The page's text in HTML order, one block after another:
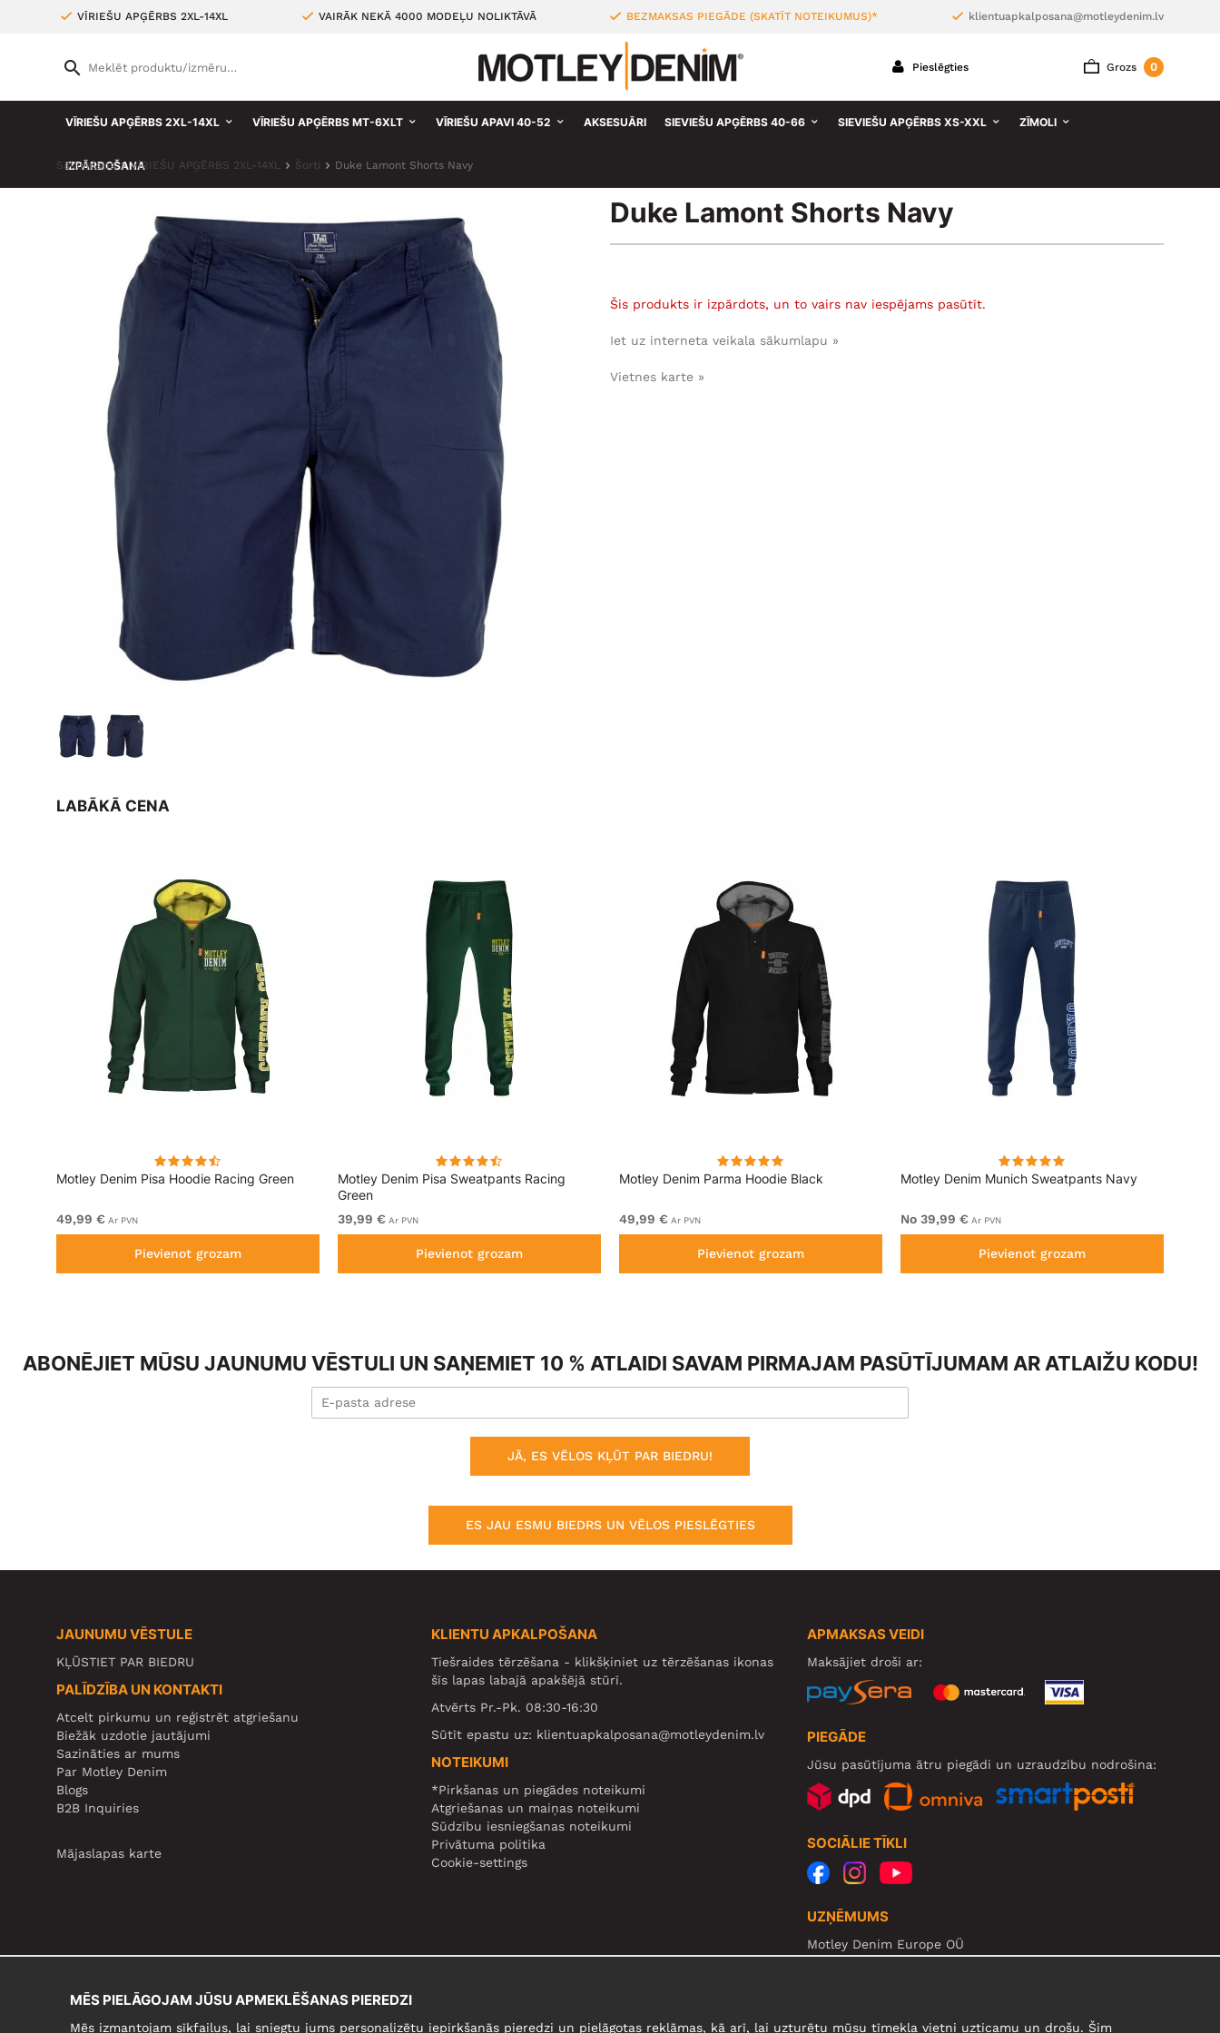
VĪRIEŠU APĢĒRBS 2XL-14XL VAIRĀK NEKĀ 4000 MODEĻU NOLIKTĀVĀ BEZMAKSAS PIEGĀDE (SKATĪT NOTEIKUMUS)* klientuapkalposana@motleydenim.lv
Grozs 0
Pieslēgties
VĪRIEŠU APĢĒRBS 2XL-14XL VĪRIEŠU APĢĒRBS MT-6XLT VĪRIEŠU APAVI 40-52 AKSESUĀRI SIEVIEŠU APĢĒRBS 40-66 SIEVIEŠU APĢĒRBS XS-XXL ZĪMOLI
IZPĀRDOŠANA
Sākumlapa VĪRIEŠU APĢĒRBS 2XL-14XL Šorti Duke Lamont Shorts Navy
Duke Lamont Shorts Navy
Šis produkts ir izpārdots, un to vairs nav iespējams pasūtīt.
Iet uz interneta veikala sākumlapu »
Vietnes karte »
LABĀKĀ CENA
Motley Denim Pisa Hoodie Racing Green
49,99 € Ar PVN
Pievienot grozam
Motley Denim Pisa Sweatpants Racing
Green
39,99 € Ar PVN
Pievienot grozam
Motley Denim Parma Hoodie Black
49,99 € Ar PVN
Pievienot grozam
Motley Denim Munich Sweatpants Navy
No 39,99 € Ar PVN
Pievienot grozam
ABONĒJIET MŪSU JAUNUMU VĒSTULI UN SAŅEMIET 10 % ATLAIDI SAVAM PIRMAJAM PASŪTĪJUMAM AR ATLAIŽU KODU!
JĀ, ES VĒLOS KĻŪT PAR BIEDRU!
ES JAU ESMU BIEDRS UN VĒLOS PIESLĒGTIES
JAUNUMU VĒSTULE
KĻŪSTIET PAR BIEDRU
PALĪDZĪBA UN KONTAKTI
Atcelt pirkumu un reģistrēt atgriešanu
Biežāk uzdotie jautājumi
Sazināties ar mums
Par Motley Denim
Blogs
B2B Inquiries
Mājaslapas karte
KLIENTU APKALPOŠANA
Tiešraides tērzēšana - klikšķiniet uz tērzēšanas ikonas
šīs lapas labajā apakšējā stūrī.
Atvērts Pr.-Pk. 08:30-16:30
Sūtīt epastu uz: klientuapkalposana@motleydenim.lv
NOTEIKUMI
*Pirkšanas un piegādes noteikumi
Atgriešanas un maiņas noteikumi
Sūdzību iesniegšanas noteikumi
Privātuma politika
Cookie-settings
APMAKSAS VEIDI
Maksājiet droši ar:
PIEGĀDE
Jūsu pasūtījuma ātru piegādi un uzraudzību nodrošina:
SOCIĀLIE TĪKLI
UZŅĒMUMS
Motley Denim Europe OÜ
MĒS PIELĀGOJAM JŪSU APMEKLĒŠANAS PIEREDZI
Mēs izmantojam sīkfailus, lai sniegtu jums personalizētu iepirkšanās pieredzi un pielāgotas reklāmas, kā arī, lai uzturētu mūsu tīmekļa vietni uzticamu un drošu. Šim